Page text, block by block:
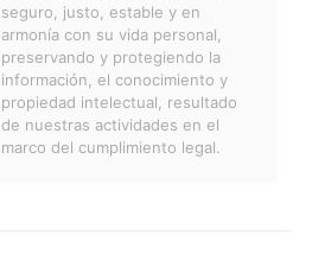
seguro, justo, estable y en
armonía con su vida personal,
preservando y protegiendo la
información, el conocimiento y
propiedad intelectual, resultado
de nuestras actividades en el
marco del cumplimiento legal.